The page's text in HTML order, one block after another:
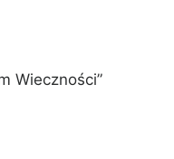
Wieczności”